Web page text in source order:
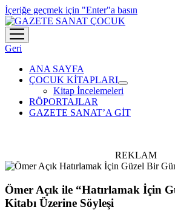
İçeriğe geçmek için "Enter"a basın
menüyü
aç
Geri
ANA SAYFA
ÇOCUK KİTAPLARI
menüyü
aç
Kitap İncelemeleri
RÖPORTAJLAR
GAZETE SANAT’A GİT
REKLAM
Ömer Açık ile “Hatırlamak İçin
Kitabı Üzerine Söyleşi